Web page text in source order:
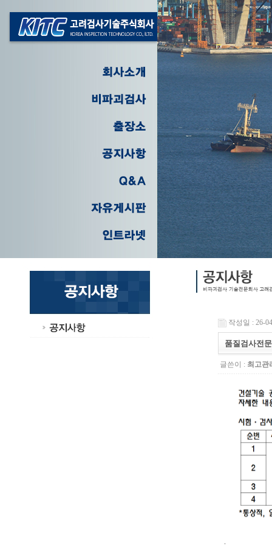
작성일 : 26-
품질검사전
글쓴이 : 최고관
.